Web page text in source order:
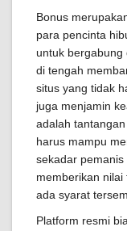
Bonus
para pencinta
untuk bergabung
di tengah
situs yang tidak
juga menjamin
adalah
harus mampu
sekadar
memberikan nilai
ada syarat
Platform resmi